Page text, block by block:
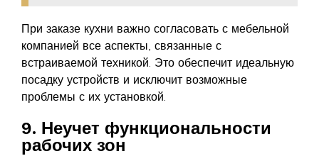
При заказе кухни важно согласовать с мебельной
компанией все аспекты, связанные с
встраиваемой техникой. Это обеспечит идеальную
посадку устройств и исключит возможные
проблемы с их установкой.
9. Неучет функциональности
рабочих зон